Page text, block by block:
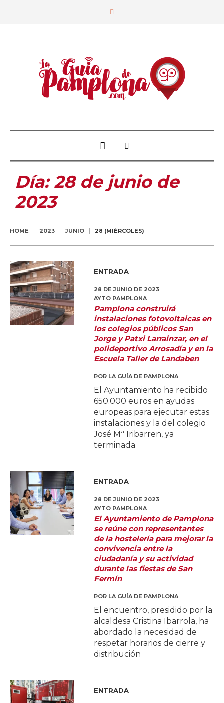
Día:28 de junio de
2023
HOME 2023 JUNIO 28 (MIÉRCOLES)
ENTRADA
28 DE JUNIO DE 2023
AYTO PAMPLONA
Pamplona construirá
instalaciones fotovoltaicas en
los colegios públicos San
Jorge y Patxi Larrainzar, en el
polideportivo Arrosadía y en la
Escuela Taller de Landaben
POR LA GUÍA DE PAMPLONA
El Ayuntamiento ha recibido
650.000 euros en ayudas
europeas para ejecutar estas
instalaciones y la del colegio
José Mª Iribarren, ya
terminada
ENTRADA
28 DE JUNIO DE 2023
AYTO PAMPLONA
El Ayuntamiento de Pamplona
se reúne con representantes
de la hostelería para mejorar la
convivencia entre la
ciudadanía y su actividad
durante las fiestas de San
Fermín
POR LA GUÍA DE PAMPLONA
El encuentro, presidido por la
alcaldesa Cristina Ibarrola, ha
abordado la necesidad de
respetar horarios de cierre y
distribución
ENTRADA